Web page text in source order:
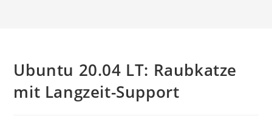
Ubuntu 20.04 LT: Raubkatze
mit Langzeit-Support